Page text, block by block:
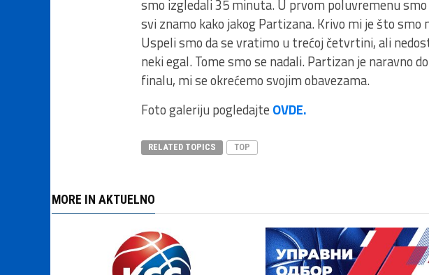
smo izgledali 35 minuta. U prvom poluvremenu
svi znamo kako jakog Partizana. Krivo mi je što
Uspeli smo da se vratimo u trećoj četvrtini, ali
neki egal. Tome smo se nadali. Partizan je naravno
finalu, mi se okrećemo svojim obavezama.
Foto galeriju pogledajte OVDE.
RELATED TOPICS TOP
MORE IN AKTUELNO